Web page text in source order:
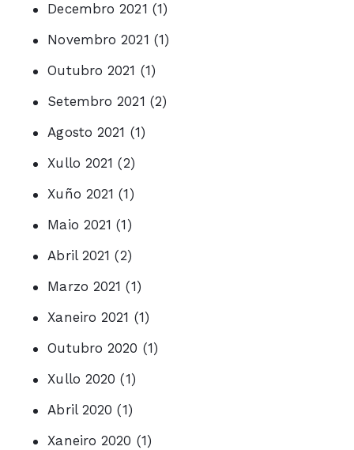
Decembro 2021 (1)
Novembro 2021 (1)
Outubro 2021 (1)
Setembro 2021 (2)
Agosto 2021 (1)
Xullo 2021 (2)
Xuño 2021 (1)
Maio 2021 (1)
Abril 2021 (2)
Marzo 2021 (1)
Xaneiro 2021 (1)
Outubro 2020 (1)
Xullo 2020 (1)
Abril 2020 (1)
Xaneiro 2020 (1)